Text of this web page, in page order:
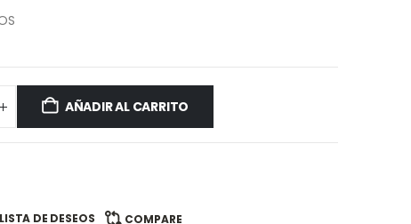
AÑADIR AL CARRITO
DE DESEOS COMPARE